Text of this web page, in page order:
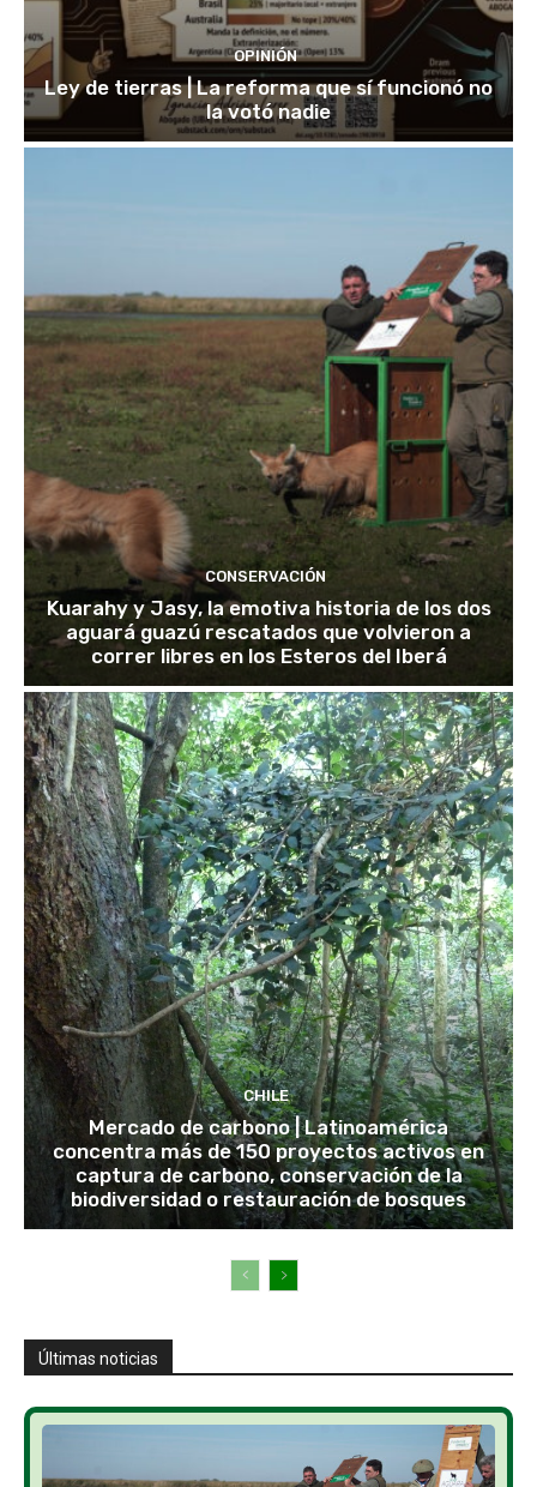
OPINIÓN
Ley de tierras | La reforma que sí funcionó no
la votó nadie
CONSERVACIÓN
Kuarahy y Jasy, la emotiva historia de los dos
aguará guazú rescatados que volvieron a
correr libres en los Esteros del Iberá
CHILE
Mercado de carbono | Latinoamérica
concentra más de 150 proyectos activos en
captura de carbono, conservación de la
biodiversidad o restauración de bosques
Últimas noticias